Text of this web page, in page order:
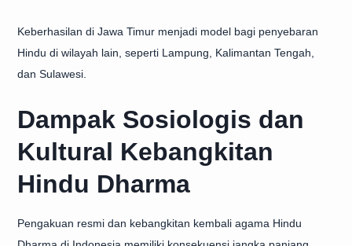
Keberhasilan di Jawa Timur menjadi model bagi penyebaran
Hindu di wilayah lain, seperti Lampung, Kalimantan Tengah,
dan Sulawesi.
Dampak Sosiologis dan
Kultural Kebangkitan
Hindu Dharma
Pengakuan resmi dan kebangkitan kembali agama Hindu